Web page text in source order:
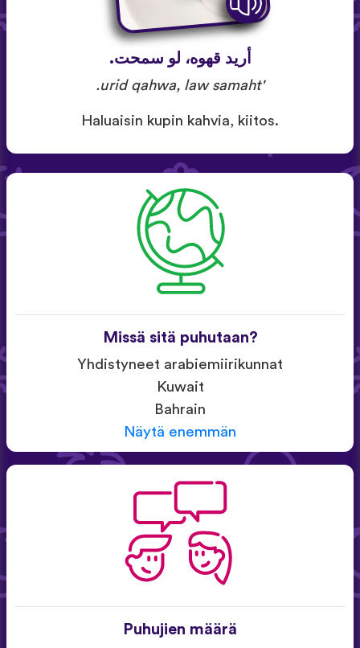
أريد قهوه، لو سمحت.
'urid qahwa, law samaht.
Haluaisin kupin kahvia, kiitos.
Missä sitä puhutaan?
Yhdistyneet arabiemiirikunnat
Kuwait
Bahrain
Näytä enemmän
Puhujien määrä